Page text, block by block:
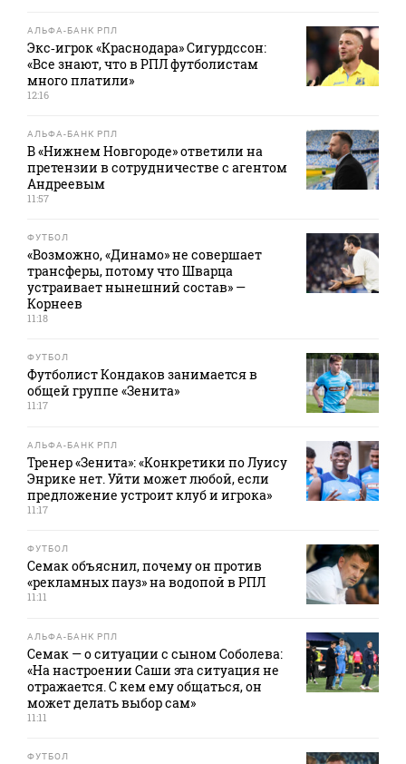
АЛЬФА-БАНК РПЛ
Экс‑игрок «Краснодара» Сигурдссон:
«Все знают, что в РПЛ футболистам
много платили»
12:16
АЛЬФА-БАНК РПЛ
В «Нижнем Новгороде» ответили на
претензии в сотрудничестве с агентом
Андреевым
11:57
ФУТБОЛ
«Возможно, «Динамо» не совершает
трансферы, потому что Шварца
устраивает нынешний состав» —
Корнеев
11:18
ФУТБОЛ
Футболист Кондаков занимается в
общей группе «Зенита»
11:17
АЛЬФА-БАНК РПЛ
Тренер «Зенита»: «Конкретики по Луису
Энрике нет. Уйти может любой, если
предложение устроит клуб и игрока»
11:17
ФУТБОЛ
Семак объяснил, почему он против
«рекламных пауз» на водопой в РПЛ
11:11
АЛЬФА-БАНК РПЛ
Семак — о ситуации с сыном Соболева:
«На настроении Саши эта ситуация не
отражается. С кем ему общаться, он
может делать выбор сам»
11:11
ФУТБОЛ